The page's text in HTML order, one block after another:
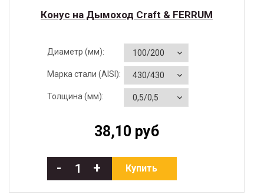
Конус на Дымоход Craft & FERRUM
Диаметр (мм):
Марка стали (AISI):
Толщина (мм):
38,10 руб
- + Купить